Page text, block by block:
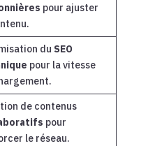
pour ajuster
du SEO
pour la vitesse
de contenus
pour
le réseau.